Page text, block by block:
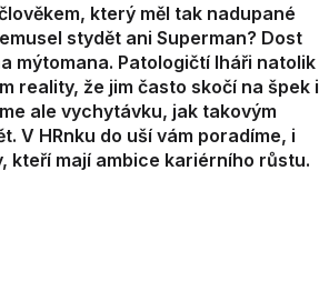
který měl tak nadupané
stydět ani Superman? Dost
mýtomana. Patologičtí lháři natolik
reality, že jim často skočí na špek i
ale vychytávku, jak takovým
V HRnku do uší vám poradíme, i
kteří mají ambice kariérního růstu.